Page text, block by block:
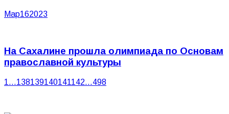
Мар162023
На Сахалине прошла олимпиада по Основам
православной культуры
1…138139140141142…498